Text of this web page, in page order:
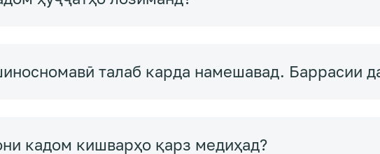
талаб карда намешавад. Баррасии
кадом кишварҳо қарз медиҳад?